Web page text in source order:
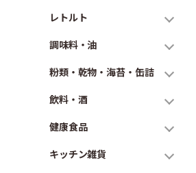
レトルト
調味料・油
粉類・乾物・海苔・缶詰
飲料・酒
健康食品
キッチン雑貨